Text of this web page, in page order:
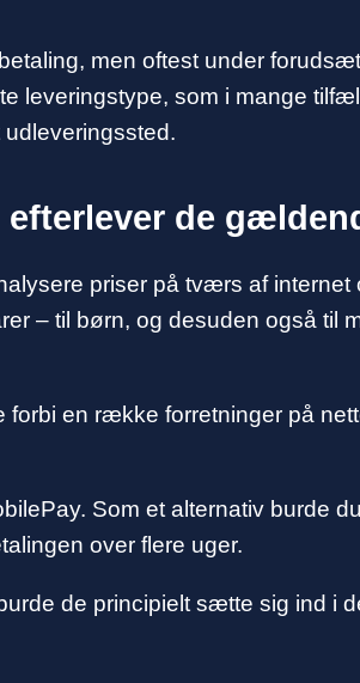
men oftest under
leveringstype, som i mange
de
priser på tværs af
– til børn, og desuden også til
en række forretninger på
Som et alternativ burde
over flere uger.
de principielt sætte sig ind i